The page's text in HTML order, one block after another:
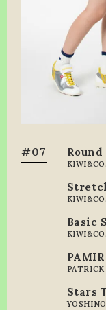
#07
KIWI&CO.
KIWI&CO.
Basic
KIWI&CO.
Stars